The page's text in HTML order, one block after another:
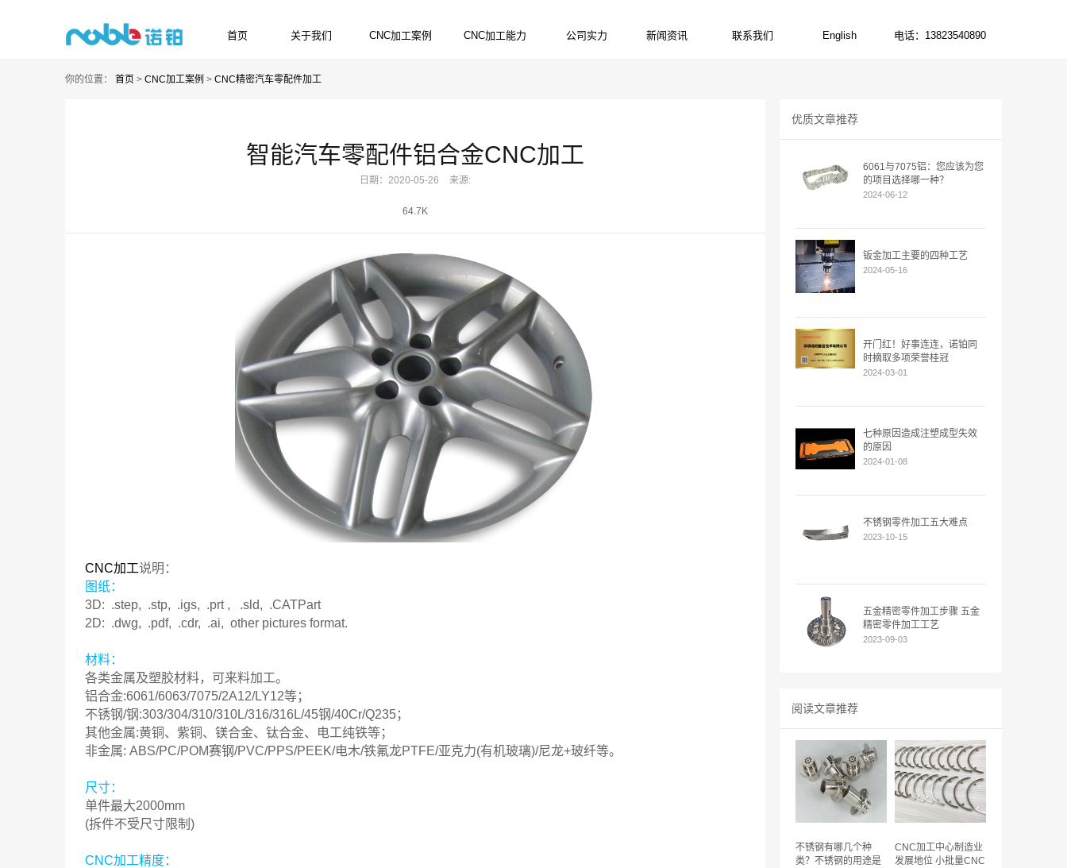
首页 关于我们 CNC加工案例 CNC加工能力 公司实力 新闻资讯 联系我们 English 电话：13823540890
你的位置： 首页 > CNC加工案例 > CNC精密汽车零配件加工
智能汽车零配件铝合金CNC加工
日期：2020-05-26 来源:
64.7K
CNC加工说明：
图纸：
3D: .step, .stp, .igs, .prt , .sld, .CATPart
2D: .dwg, .pdf, .cdr, .ai, other pictures format.
材料：
各类金属及塑胶材料，可来料加工。
铝合金:6061/6063/7075/2A12/LY12等；
不锈钢/钢:303/304/310/310L/316/316L/45钢/40Cr/Q235；
其他金属:黄铜、紫铜、镁合金、钛合金、电工纯铁等；
非金属: ABS/PC/POM赛钢/PVC/PPS/PEEK/电木/铁氟龙PTFE/亚克力(有机玻璃)/尼龙+玻纤等。
尺寸：
单件最大2000mm
(拆件不受尺寸限制)
CNC加工精度：
优质文章推荐
6061与7075铝：您应该为您
的项目选择哪一种？
2024-06-12
钣金加工主要的四种工艺
2024-05-16
开门红！好事连连，诺铂同
时摘取多项荣誉桂冠
2024-03-01
七种原因造成注塑成型失效
的原因
2024-01-08
不锈钢零件加工五大难点
2023-10-15
五金精密零件加工步骤 五金
精密零件加工工艺
2023-09-03
阅读文章推荐
不锈钢有哪几个种
类？不锈钢的用途是
CNC加工中心制造业
发展地位 小批量CNC